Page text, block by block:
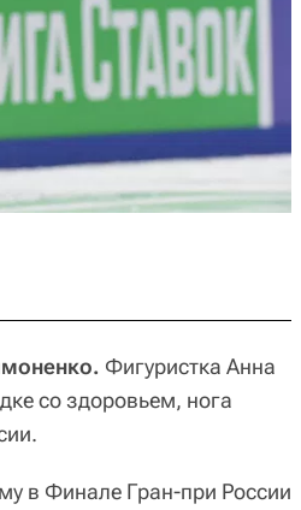
Фигуристка Анна
со здоровьем, нога
в Финале Гран-при России